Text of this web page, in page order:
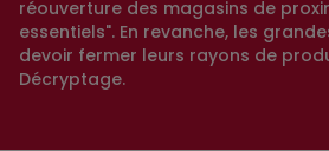
réouverture des magasins de
essentiels". En revanche, les
devoir fermer leurs rayons de
Décryptage.